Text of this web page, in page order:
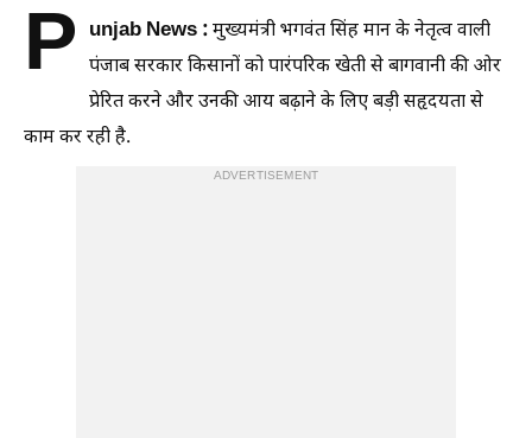
P unjab News :मुख्यमंत्री भगवंत सिंह मान के नेतृत्व वाली
पंजाब सरकार किसानों को पारंपरिक खेती से बागवानी की ओर
प्रेरित करने और उनकी आय बढ़ाने के लिए बड़ी सहृदयता से
काम कर रही है.
ADVERTISEMENT